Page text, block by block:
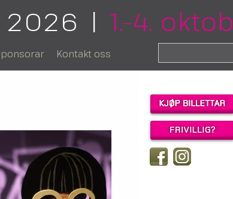
2026 | 1.–4.
Kontakt oss